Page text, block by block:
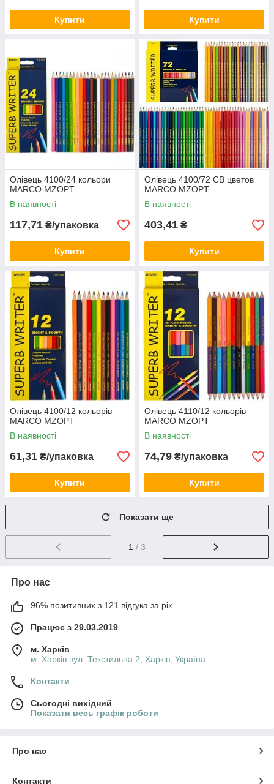
Купити Купити
Олівець 4100/24 кольори
MARCO MZOPT
В наявності
117,71 ₴/упаковка
Купити
Олівець 4100/72 СВ цветов
MARCO MZOPT
В наявності
403,41 ₴
Купити
Олівець 4100/12 кольорів
MARCO MZOPT
В наявності
61,31 ₴/упаковка
Купити
Олівець 4110/12 кольорів
MARCO MZOPT
В наявності
74,79 ₴/упаковка
Купити
Показати ще
1 / 3
Про нас
96% позитивних з 121 відгука за рік
Працює з 29.03.2019
м. Харків
м. Харків вул. Текстильна 2, Харків, Україна
Контакти
Сьогодні вихідний
Показати весь графік роботи
Про нас
Контакти